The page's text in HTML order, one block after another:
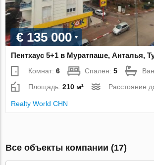
€ 135 000
Пентхаус 5+1 в Муратпаше, Анталья,
Комнат:6 Спален:5
Площадь:210 м² Расстояние
Realty World CHN
Все объекты компании (17)